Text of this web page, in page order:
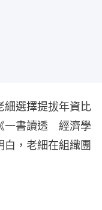
細選擇提拔年資比
一書讀透 經濟學
，老細在組織團